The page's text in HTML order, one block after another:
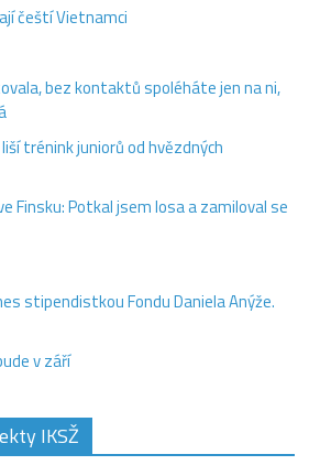
čeští Vietnamci
bez kontaktů spoléháte jen na ni,
trénink juniorů od hvězdných
Finsku: Potkal jsem losa a zamiloval se
stipendistkou Fondu Daniela Anýže.
v září
IKSŽ